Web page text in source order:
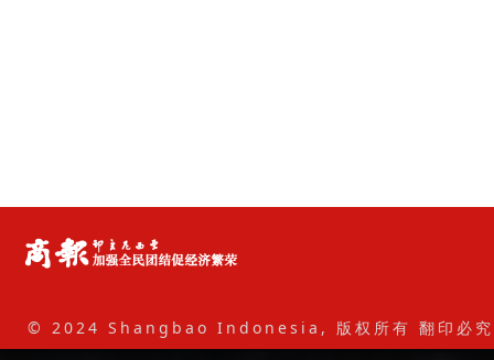
© 2024 Shangbao Indonesia, 版权所有 翻印必